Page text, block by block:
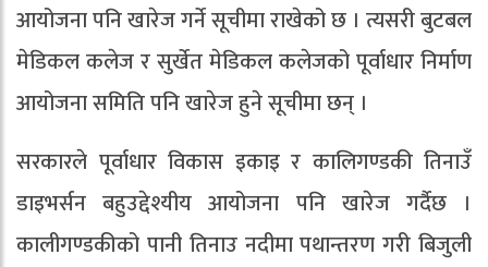
आयोजना पनि खारेज गर्ने सूचीमा राखेको छ । त्यसरी बुटबल
मेडिकल कलेज र सुर्खेत मेडिकल कलेजको पूर्वाधार निर्माण
आयोजना समिति पनि खारेज हुने सूचीमा छन् ।
सरकारले पूर्वाधार विकास इकाइ र कालिगण्डकी तिनाउँ
डाइभर्सन बहुउद्देश्यीय आयोजना पनि खारेज गर्दैछ ।
कालीगण्डकीको पानी तिनाउ नदीमा पथान्तरण गरी बिजुली